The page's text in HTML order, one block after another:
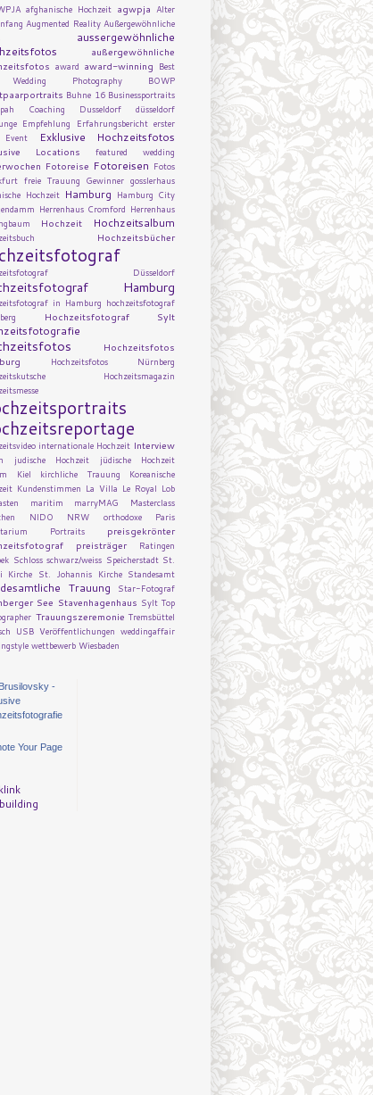
afghanische Hochzeit agwpja Alter
Augmented Reality Außergewöhnliche
aussergewöhnliche
außergewöhnliche
award award-winning Best
Photography
BOWP
Buhne 16 Businessportraits
Coaching Dusseldorf
düsseldorf
Empfehlung Erfahrungsbericht erster
Event Exklusive Hochzeitsfotos
Locations featured wedding
Fotoreise Fotoreisen Fotos
freie Trauung Gewinner gosslerhaus
Hochzeit Hamburg Hamburg City
Herrenhaus Cromford Herrenhaus
Hochzeit Hochzeitsalbum
Hochzeitsbücher
Düsseldorf
Hamburg
in Hamburg hochzeitsfotograf
Hochzeitsfotograf Sylt
Hochzeitsfotos
Hochzeitsfotos Nürnberg
Hochzeitsmagazin
internationale Hochzeit Interview
judische Hochzeit
jüdische Hochzeit
Kiel kirchliche Trauung
Koreanische
Kundenstimmen La Villa Le Royal Lob
maritim marryMAG
Masterclass
NIDO NRW orthodoxe
Paris
Portraits
preisgekrönter
preisträger
Ratingen
Schloss schwarz/weiss Speicherstadt St.
Kirche St. Johannis Kirche Standesamt
Trauung Star-Fotograf
See Stavenhagenhaus Sylt Top
Trauungszeremonie Tremsbüttel
USB Veröffentlichungen weddingaffair
wettbewerb Wiesbaden
-
Your Page